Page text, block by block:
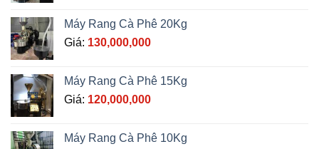
Máy Rang Cà Phê 20Kg
Giá: 130,000,000
Máy Rang Cà Phê 15Kg
Giá: 120,000,000
Máy Rang Cà Phê 10Kg